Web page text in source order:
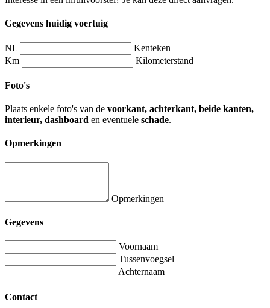
Gegevens huidig voertuig
NL
Kenteken
Km
Kilometerstand
Foto's
Plaats enkele foto's van de voorkant, achterkant, beide kanten,
interieur, dashboard en eventuele schade.
Opmerkingen
Opmerkingen
Gegevens
Voornaam
Tussenvoegsel
Achternaam
Contact